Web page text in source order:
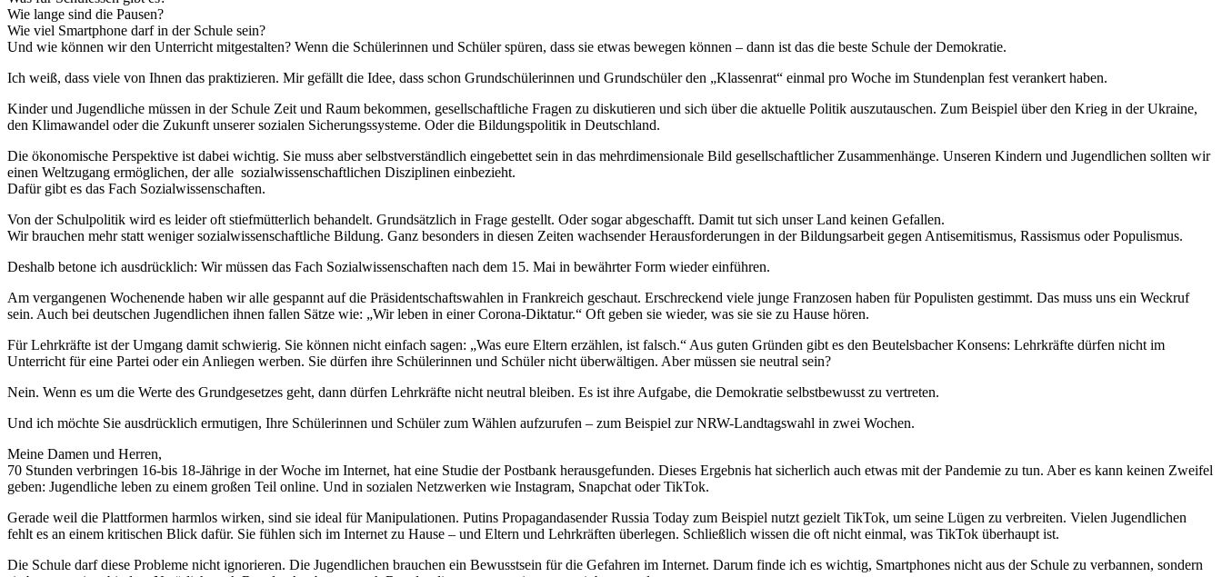
Wie lange sind die Pausen?
Wie viel Smartphone darf in der Schule sein?
Und wie können wir den Unterricht mitgestalten? Wenn die Schülerinnen und Schüler spüren, dass sie etwas bewegen können – dann ist das die beste Schule der Demokratie.
Ich weiß, dass viele von Ihnen das praktizieren. Mir gefällt die Idee, dass schon Grundschülerinnen und Grundschüler den „Klassenrat“ einmal pro Woche im Stundenplan fest verankert haben.
Kinder und Jugendliche müssen in der Schule Zeit und Raum bekommen, gesellschaftliche Fragen zu diskutieren und sich über die aktuelle Politik auszutauschen. Zum Beispiel über den Krieg in der Ukraine,
den Klimawandel oder die Zukunft unserer sozialen Sicherungssysteme. Oder die Bildungspolitik in Deutschland.
Die ökonomische Perspektive ist dabei wichtig. Sie muss aber selbstverständlich eingebettet sein in das mehrdimensionale Bild gesellschaftlicher Zusammenhänge. Unseren Kindern und Jugendlichen sollten wir
einen Weltzugang ermöglichen, der alle sozialwissenschaftlichen Disziplinen einbezieht.
Dafür gibt es das Fach Sozialwissenschaften.
Von der Schulpolitik wird es leider oft stiefmütterlich behandelt. Grundsätzlich in Frage gestellt. Oder sogar abgeschafft. Damit tut sich unser Land keinen Gefallen.
Wir brauchen mehr statt weniger sozialwissenschaftliche Bildung. Ganz besonders in diesen Zeiten wachsender Herausforderungen in der Bildungsarbeit gegen Antisemitismus, Rassismus oder Populismus.
Deshalb betone ich ausdrücklich: Wir müssen das Fach Sozialwissenschaften nach dem 15. Mai in bewährter Form wieder einführen.
Am vergangenen Wochenende haben wir alle gespannt auf die Präsidentschaftswahlen in Frankreich geschaut. Erschreckend viele junge Franzosen haben für Populisten gestimmt. Das muss uns ein Weckruf
sein. Auch bei deutschen Jugendlichen ihnen fallen Sätze wie: „Wir leben in einer Corona-Diktatur.“ Oft geben sie wieder, was sie sie zu Hause hören.
Für Lehrkräfte ist der Umgang damit schwierig. Sie können nicht einfach sagen: „Was eure Eltern erzählen, ist falsch.“ Aus guten Gründen gibt es den Beutelsbacher Konsens: Lehrkräfte dürfen nicht im
Unterricht für eine Partei oder ein Anliegen werben. Sie dürfen ihre Schülerinnen und Schüler nicht überwältigen. Aber müssen sie neutral sein?
Nein. Wenn es um die Werte des Grundgesetzes geht, dann dürfen Lehrkräfte nicht neutral bleiben. Es ist ihre Aufgabe, die Demokratie selbstbewusst zu vertreten.
Und ich möchte Sie ausdrücklich ermutigen, Ihre Schülerinnen und Schüler zum Wählen aufzurufen – zum Beispiel zur NRW-Landtagswahl in zwei Wochen.
Meine Damen und Herren,
70 Stunden verbringen 16-bis 18-Jährige in der Woche im Internet, hat eine Studie der Postbank herausgefunden. Dieses Ergebnis hat sicherlich auch etwas mit der Pandemie zu tun. Aber es kann keinen Zweifel
geben: Jugendliche leben zu einem großen Teil online. Und in sozialen Netzwerken wie Instagram, Snapchat oder TikTok.
Gerade weil die Plattformen harmlos wirken, sind sie ideal für Manipulationen. Putins Propagandasender Russia Today zum Beispiel nutzt gezielt TikTok, um seine Lügen zu verbreiten. Vielen Jugendlichen
fehlt es an einem kritischen Blick dafür. Sie fühlen sich im Internet zu Hause – und Eltern und Lehrkräften überlegen. Schließlich wissen die oft nicht einmal, was TikTok überhaupt ist.
Die Schule darf diese Probleme nicht ignorieren. Die Jugendlichen brauchen ein Bewusstsein für die Gefahren im Internet. Darum finde ich es wichtig, Smartphones nicht aus der Schule zu verbannen, sondern